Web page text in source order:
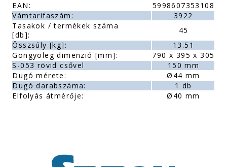
EAN:
5998607353108
Vámtarifaszám:
3922
Tasakok / termékek száma
[db]:
45
Összsúly [kg]:
13.51
Göngyöleg dimenzió [mm]:
790 x 395 x 305
S-053 rövid csővel
150 mm
Dugó mérete:
Ø44 mm
Dugó darabszáma:
1 db
Elfolyás átmérője:
Ø40 mm